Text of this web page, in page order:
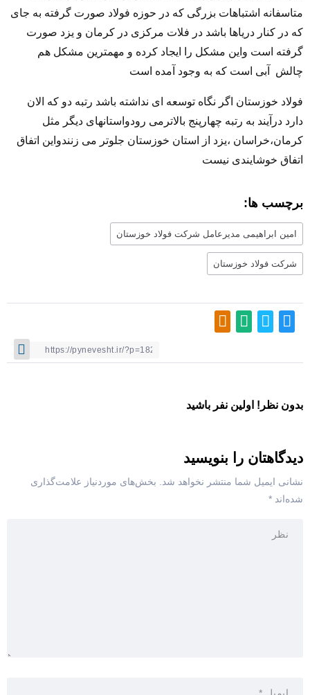
متاسفانه اشتباهات بزرگی که در حوزه فولاد صورت گرفته به جای
که در کنار دریاها باشد در فلات مرکزی در کرمان و یزد صورت
گرفته است و‌این مشکل را ایجاد کرده و مهمترین مشکل هم
چالش آبی است که به وجود آمده است
فولاد خوزستان اگر نگاه توسعه ای نداشته باشد رتبه دو که الان
دارد درآیند به رتبه چهارپنج بالاترمی رودو‌استانهای دیگر مثل
کرمان،خراسان ،یزد از استان خوزستان جلوتر می زنندو‌این اتفاق
اتفاق خوشایندی نیست
برچسب ها:
امین ابراهیمی مدیرعامل شرکت فولاد خوزستان
شرکت فولاد خوزستان
بدون نظر! اولین نفر باشید
دیدگاهتان را بنویسید
نشانی ایمیل شما منتشر نخواهد شد.
بخش‌های موردنیاز علامت‌گذاری
شده‌اند *